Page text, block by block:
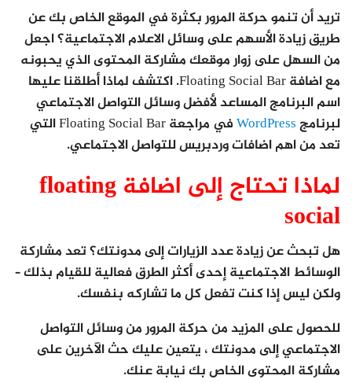
تريد أن تنمو حركة المرور بكثرة في الموقع الخاص بك عن
طريق زيادة الأسهم على وسائل الاعلام الاجتماعية؟ اجعل
من السهل على زوار موقعك مشاركة المحتوى الذي يحبونه
مع اضافة Floating Social Bar. اكتشف لماذا أطلقنا عليها
اسم البرنامج المساعد لأفضل وسائل التواصل الاجتماعي
لبرنامجWordPress
في مراجعة Floating Social Bar التي
تعد من اهم اضافات وردبريس للتواصل الاجتماعي.
لماذا تحتاج إلى اضافة floating
social
هل تبحث عن زيادة عدد الزيارات إلى مدونتك؟ تعد مشاركة
الوسائط الاجتماعية إحدى أكثر الطرق فعالية للقيام بذلك –
ولكن ليس إذا كنت تفعل كل ما تشاركه بنفسك.
للحصول على المزيد من حركة المرور من وسائل التواصل
الاجتماعي إلى مدونتك ، يتعين عليك حث الآخرين على
مشاركة المحتوى الخاص بك نيابة عنك.